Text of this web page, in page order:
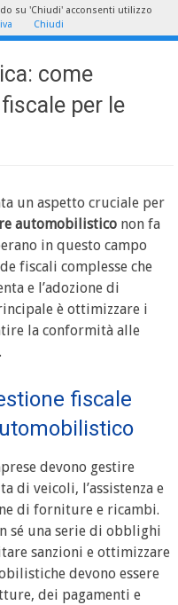
come
per le
un aspetto cruciale per
automobilisticonon fa
in questo campo
fiscali complesse che
e l’adozione di
è ottimizzare i
la conformità alle
fiscale
devono gestire
di veicoli, l’assistenza e
di forniture e ricambi.
sé una serie di obblighi
sanzioni e ottimizzare
devono essere
dei pagamenti e
su 'Chiudi' acconsenti utilizzo
Chiudi